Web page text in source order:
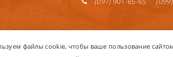
файлы cookie, чтобы ваше пользование